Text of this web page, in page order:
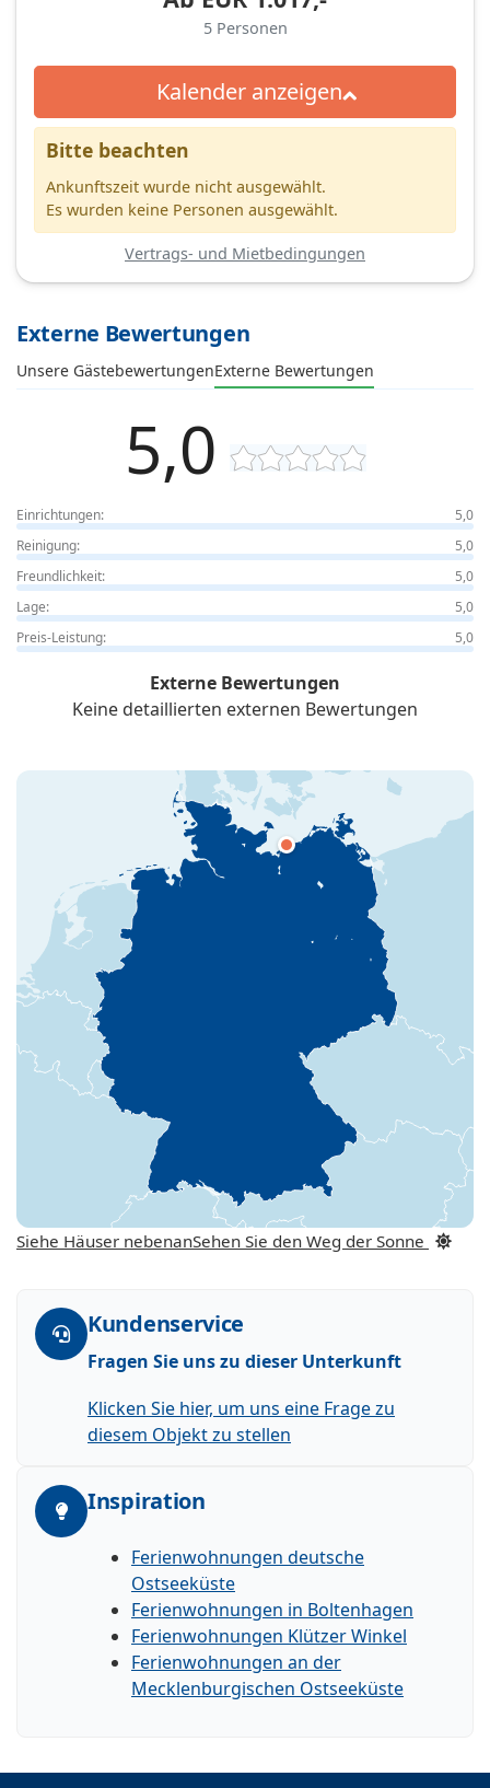
5 Personen
Kalender anzeigen
Bitte beachten
Ankunftszeit wurde nicht ausgewählt.
Es wurden keine Personen ausgewählt.
Vertrags- und Mietbedingungen
Externe Bewertungen
Unsere GästebewertungenExterne Bewertungen
5,0
Einrichtungen:
5,0
Reinigung:
5,0
Freundlichkeit:
5,0
Lage:
5,0
Preis-Leistung:
5,0
Externe Bewertungen
Keine detaillierten externen Bewertungen
Siehe Häuser nebenanSehen Sie den Weg der Sonne
Kundenservice
Fragen Sie uns zu dieser Unterkunft
Klicken Sie hier, um uns eine Frage zu
diesem Objekt zu stellen
Inspiration
Ferienwohnungen deutsche
Ostseeküste
Ferienwohnungen in Boltenhagen
Ferienwohnungen Klützer Winkel
Ferienwohnungen an der
Mecklenburgischen Ostseeküste